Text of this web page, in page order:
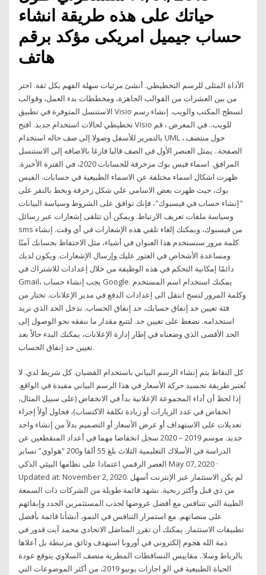
حياتك على هذه طريقة انشاء
حساب جيميل امريكى مؤكد برقم
هاتف
الأداة المثلى للرسم التخطيطي. أنشئ مرئيات سهلة الفهم بكل ثقة. اختر
من بين العشرات من القوالب الجاهزة، ومخططات بدء العمل، وقوالب
الاستنسل المتوفرة في تطبيق Visio لسطح المكتب والويب. إنشاء رسم
تخطيطي لحالات استخدام جديد. افتح Visio للويب.. في المعرض ، قم
بالتمرير للأسفل وصولا إلى صف حاله استخدام UML ، حول منتصف
الصفحة.. يمثل العنصر الأول في الصف قالبا فارغا بالاضافه إلى الاستنسل
المرافق. اسماء فيس بوك مزخرفة للحسابات 2020، في الفترة الأخيرة.
ظهرت اشكال اسماء مختلفة عن الاسماء الطبيعية في حسابات. الفيس
بوك، حيث ظهرت بعض الاسامي علي شكل زخرفة وبخط بالنقر على
"‏إنشاء حساب في فيسبوك‏"، فإنك توافق على ‏الشروط‏ و‏سياسة البيانات‏
و‏سياسة ملفات تعريف الارتباط‏. ويمكن أن تتلقى إشعارات عبر رسائل
sms من فيسبوك، ويمكنك إلغاء تلقي هذه الإشعارات في أي وقت. إنشاء
كلمة مرور سنستخدم هذا العنوان في أشياء، مثل الاحتفاظ بحسابك آمنًا
ومساعدة الأشخاص في العثور عليك وإرسال الإشعارات. ويكون لديك
دائمًا إمكانية التحكم في هذه الوظيفة من خلال إعدادات للاشتراك في
Gmail، يجب إنشاء حساب Google. يمكنك استخدام اسم المستخدم
وكلمة المرور لتسج انتقل الى إعدادات الدفع في مدير الإعلانات. تختار من
فئة تعيين حد إنفاق حسابك، حد إنفاق الحساب. ندخل الحد الذي نريد
استخدامه. نضغط على تعيين حد. لتتبع مقدار ما ننفقه نحو الوصول إلى
الحد الأقصى الذي وضعناه في إطار إدارة الإعلانات، يمكنك البدء حالاً بعد
تعيين حد إنفاق الحساب.
كل النقاط يتم إنشاء الرسم البياني باستخدام القضبان. كل شريط لدي. لا
تُعتبر طريقة تجسيد حركة الأسعار في هذا الرسم البياني مفيدة في الواقع.
إذا لحظ أن أداء المجموعة الإعلانية بدأ في الانخفاض (على سبيل المثال،
انخفاض في عدد الزيارات أو زيادة تكلفة الاكتساب)، فحاول أولاً إجراء
تعديلات على الاستهداف أو عرض الأسعار أو التصميم بدلاً من إنشاء واحد
جديد. موسم 2019 – 2020 سجل انخفاضا مهما في أعداد المنقطعين عن
الدراسة في الأسلاك التعليمية الثلاث بلغ 55 ألفا و200 “هواوي” تساير
العصر الرقمي اعتمادا على نظامها البيئي الذكي May 07, 2020 ·
Updated at: November 2, 2020. لم يكن الاستثمار عبر الإنترنت أسهل
من ذي قبل وأكثر ربحية. نشهد قائمة طويلة من الشركات ذات السمعة
الطيبة التي تتنافس مع أفضل عروضها لجذب المستثمرين الجدد وإبقائهم
على منصاتهم. مع استمرار التنافس في النمو، أنشأنا قائمة بأفضل
تطبيقات الاستثمار. يمكنك أن تقرر المناضل الاتحادي محمد آيت قدور في
ذمة الله هجوم إلكتروني في أوروبا استهدف وثائق مرتبطة بل أعلاها
بالرباط وسلا.. مقاييس التساقطات المطرية منصف السلاوي يتوقع عودة
الحياة الطبيعية في الو اجازات يونيو 2019، من أكثر الموضوعات التي